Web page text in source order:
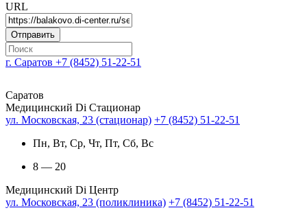
URL
г. Саратов +7 (8452) 51-22-51
Саратов
Медицинский Di Стационар
ул. Московская, 23 (стационар) +7 (8452) 51-22-51
Пн, Вт, Ср, Чт, Пт, Сб, Вс
8 — 20
Медицинский Di Центр
ул. Московская, 23 (поликлиника) +7 (8452) 51-22-51